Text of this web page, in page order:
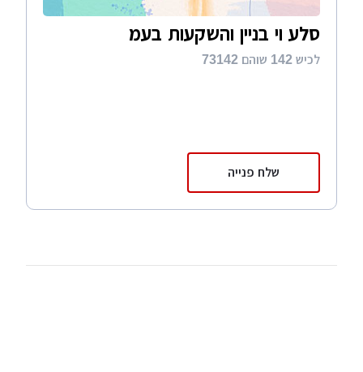
סלע וי בניין והשקעות בעמ
לכיש 142 שוהם 73142
שלח פנייה